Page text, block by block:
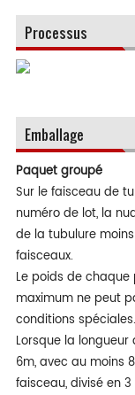
Processus
Emballage
Paquet groupé
Sur le faisceau de
numéro de lot, la
de la tubulure
faisceaux.
Le poids de
maximum ne peut
conditions spéciales.
Lorsque la
6m, avec au moins
faisceau, divisé en